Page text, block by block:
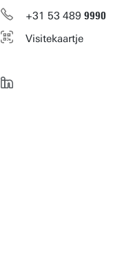
+31 53 489 9990
Visitekaartje